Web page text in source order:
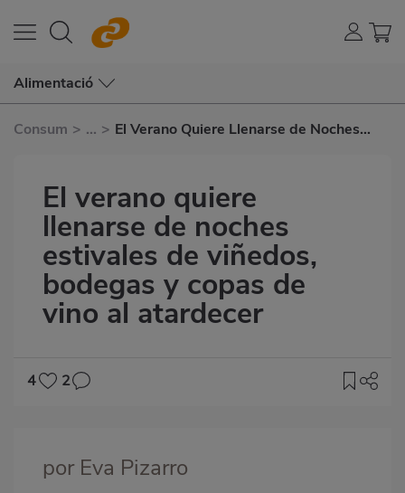
Alimentació
Consum > ... > El Verano Quiere Llenarse de Noches
El verano quiere
llenarse de noches
estivales de viñedos,
bodegas y copas de
vino al atardecer
4
2
Body
por Eva Pizarro